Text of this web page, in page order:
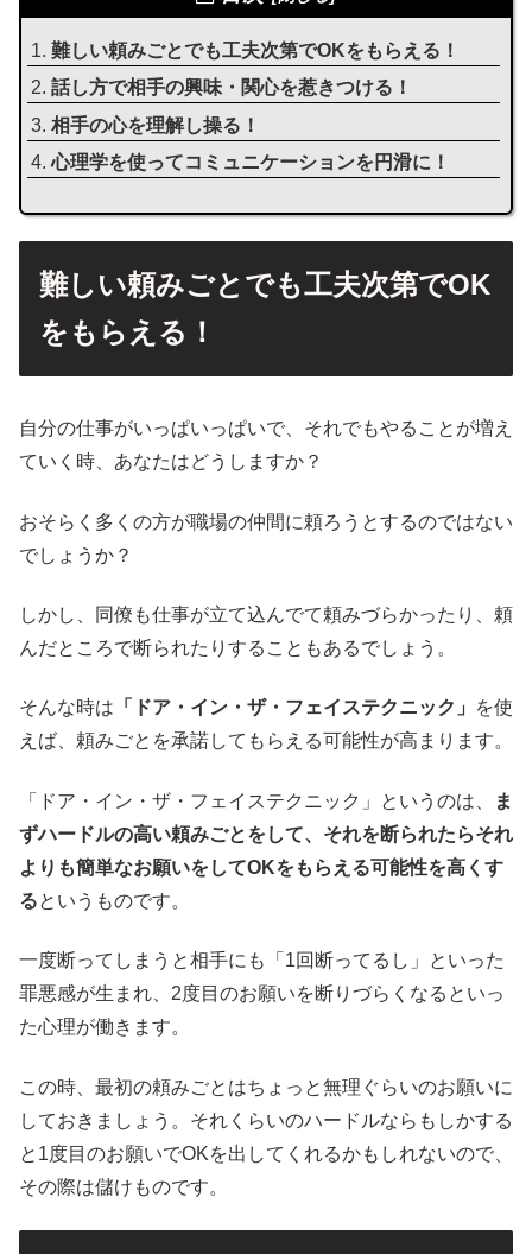
難しい頼みごとでも工夫次第でOKをもらえる！
話し方で相手の興味・関心を惹きつける！
相手の心を理解し操る！
心理学を使ってコミュニケーションを円滑に！
難しい頼みごとでも工夫次第でOK
をもらえる！
自分の仕事がいっぱいっぱいで、それでもやることが増え
ていく時、あなたはどうしますか？
おそらく多くの方が職場の仲間に頼ろうとするのではない
でしょうか？
しかし、同僚も仕事が立て込んでて頼みづらかったり、頼
んだところで断られたりすることもあるでしょう。
そんな時は 「ドア・イン・ザ・フェイステクニック」
を使
えば、頼みごとを承諾してもらえる可能性が高まります。
「ドア・イン・ザ・フェイステクニック」というのは、
ま
ずハードルの高い頼みごとをして、それを断られたらそれ
よりも簡単なお願いをしてOKをもらえる可能性を高くす
るというものです。
一度断ってしまうと相手にも「1回断ってるし」といった
罪悪感が生まれ、2度目のお願いを断りづらくなるといっ
た心理が働きます。
この時、最初の頼みごとはちょっと無理ぐらいのお願いに
しておきましょう。それくらいのハードルならもしかする
と1度目のお願いでOKを出してくれるかもしれないので、
その際は儲けものです。